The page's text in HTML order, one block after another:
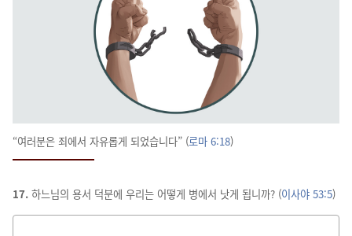
“여러분은 죄에서 자유롭게 되었습니다” (로마 6:18)
17. 하느님의 용서 덕분에 우리는 어떻게 병에서 낫게 됩니까? (이사야 53:5)